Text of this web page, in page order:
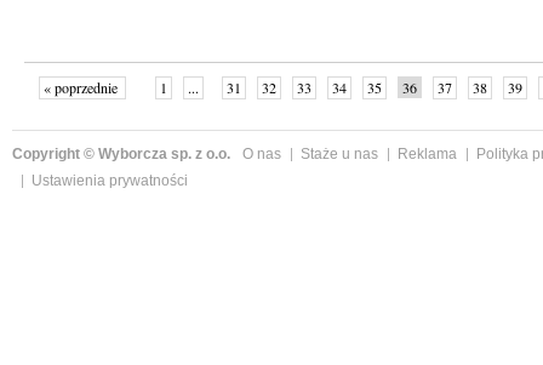
« poprzednie 1 ... 31 32 33 34 35 36 37 38 39
Copyright © Wyborcza sp. z o.o. O nas Staże u nas Reklama
Polityka
Ustawienia prywatności